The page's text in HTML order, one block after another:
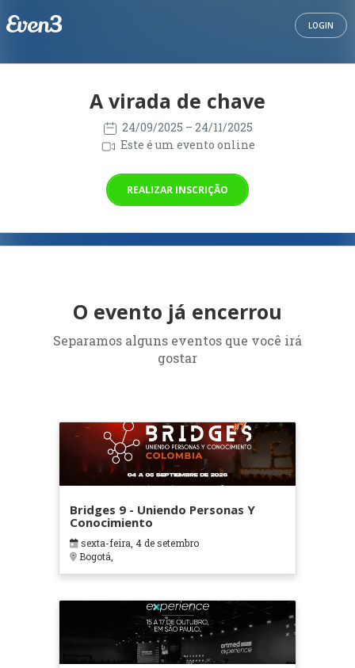
LOGIN
A virada de chave
24/09/2025 – 24/11/2025
Este é um evento online
REALIZAR INSCRIÇÃO
O evento já encerrou
Separamos alguns eventos que você irá
gostar
Bridges 9 - Uniendo Personas Y
Conocimiento
sexta-feira, 4 de setembro
Bogotá,